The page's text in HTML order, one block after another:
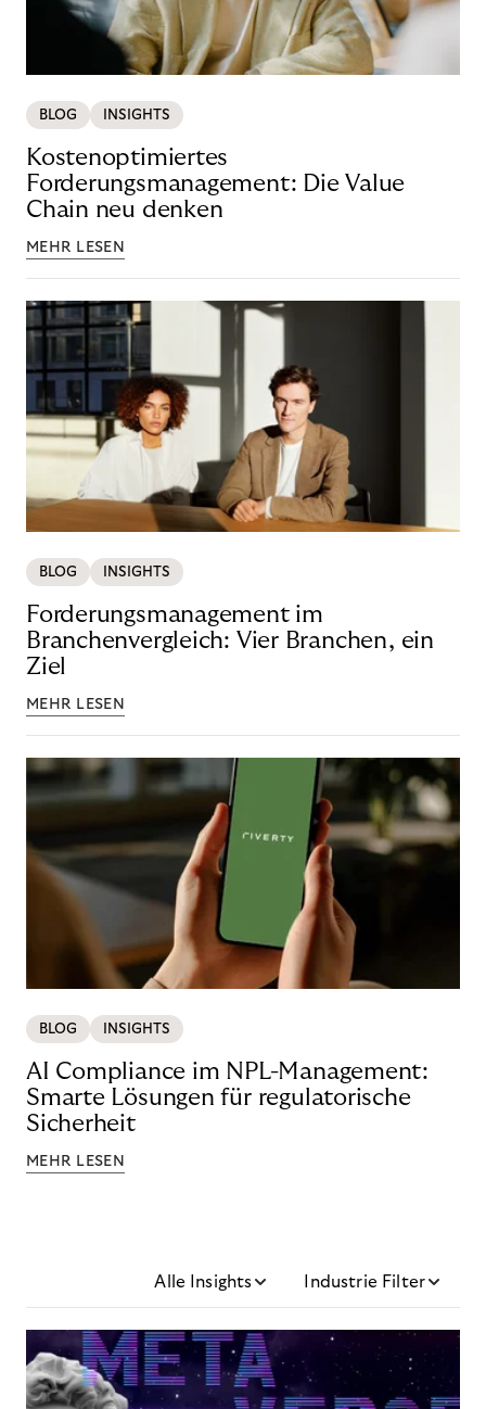
BLOG INSIGHTS
Kostenoptimiertes
Forderungsmanagement: Die Value
Chain neu denken
MEHR LESEN
BLOG INSIGHTS
Forderungsmanagement im
Branchenvergleich: Vier Branchen, ein
Ziel
MEHR LESEN
BLOG INSIGHTS
AI Compliance im NPL-Management:
Smarte Lösungen für regulatorische
Sicherheit
MEHR LESEN
Alle Insights Industrie Filter